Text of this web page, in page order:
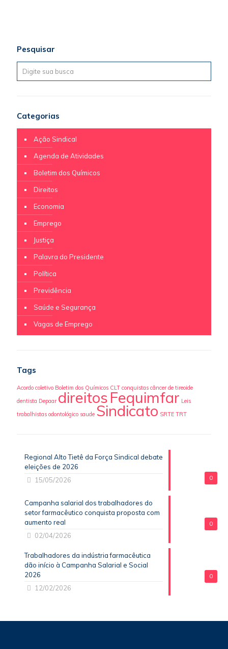
Pesquisar
Categorias
Ação Sindical
Agenda de Atividades
Boletim dos Químicos
Direitos
Economia
Emprego
Justiça
Palavra do Presidente
Política
Previdência
Saúde e Segurança
Vagas de Emprego
Tags
Acordo coletivo Boletim dos Químicos CLT conquistas câncer de tireoide
dentista Depaar direitosFequimfar Leis
trabalhistas odontológico saude Sindicato SRTE TRT
0
Regional Alto Tietê da Força Sindical debate
eleições de 2026
15/05/2026
0
Campanha salarial dos trabalhadores do
setor farmacêutico conquista proposta com
aumento real
02/04/2026
0
Trabalhadores da indústria farmacêutica
dão início à Campanha Salarial e Social
2026
12/02/2026